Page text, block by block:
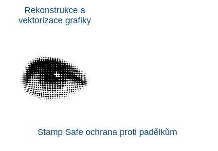
Rekonstrukce a
vektorizace grafiky
Stamp Safe ochrana proti padělkům